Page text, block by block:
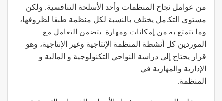
من عوامل نجاح المنظمات وأحد الأسلحة التنافسية. ولكن
مستوى التكامل يختلف بالنسبة لكل منظمة طبقا لظروفها،
وما تتمتع به من إمكانات ومهارة. يتضمن التعامل مع
الموردين كل أنشطة المنظمة الإنتاجية وغير الإنتاجية، وهو
قرار يحتاج إلى دراسة النواحي التكنولوجية و المالية و
الإدارية والمهارية في
المنظمة.